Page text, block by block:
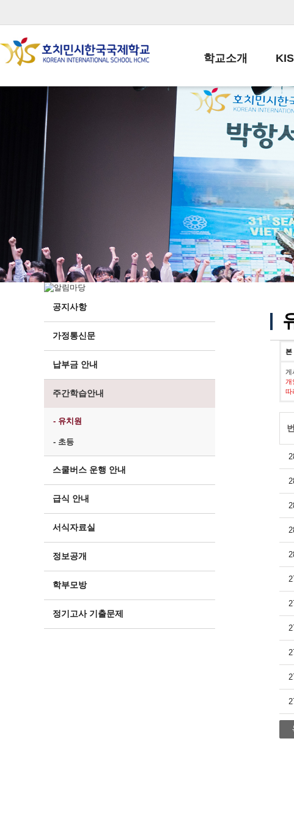
학교소개
학교장인사말
학교상징
학교연혁
교직원현황
학생현황
위치/전화
전경사진
교육
학사
일과
성과
공지사항
가정통신문
납부금 안내
주간학습안내
- 유치원
- 초등
스쿨버스 운행 안내
급식 안내
서식자료실
정보공개
학부모방
정기고사 기출문제
본
게
개
따